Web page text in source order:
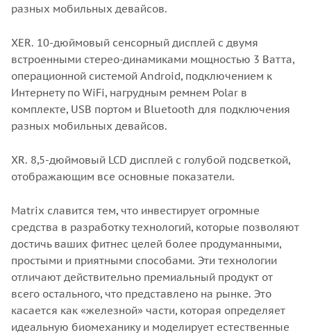
разных мобильных девайсов.
XER. 10-дюймовый сенсорный дисплей с двумя
встроенными стерео-динамиками мощностью 3 Ватта,
операционной системой Android, подключением к
Интернету по WiFi, нагрудным ремнем Polar в
комплекте, USB портом и Bluetooth для подключения
разных мобильных девайсов.
XR. 8,5-дюймовый LCD дисплей с голубой подсветкой,
отображающим все основные показатели.
Matrix славится тем, что инвестирует огромные
средства в разработку технологий, которые позволяют
достичь ваших фитнес целей более продуманными,
простыми и приятными способами. Эти технологии
отличают действительно премиальный продукт от
всего остального, что представлено на рынке. Это
касается как «железной» части, которая определяет
идеальную биомеханику и моделирует естественные